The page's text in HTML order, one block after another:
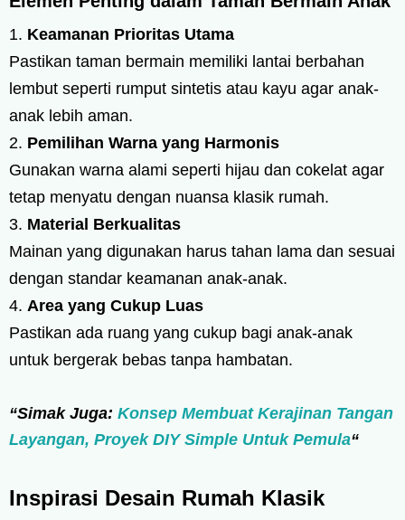
Keamanan Prioritas Utama
Pastikan taman bermain memiliki lantai berbahan
lembut seperti rumput sintetis atau kayu agar anak-
anak lebih aman.
Pemilihan Warna yang Harmonis
Gunakan warna alami seperti hijau dan cokelat agar
tetap menyatu dengan nuansa klasik rumah.
Material Berkualitas
Mainan yang digunakan harus tahan lama dan sesuai
dengan standar keamanan anak-anak.
Area yang Cukup Luas
Pastikan ada ruang yang cukup bagi anak-anak
untuk bergerak bebas tanpa hambatan.
“Simak Juga: Konsep Membuat Kerajinan Tangan
Layangan, Proyek DIY Simple Untuk Pemula“
Inspirasi Desain Rumah Klasik